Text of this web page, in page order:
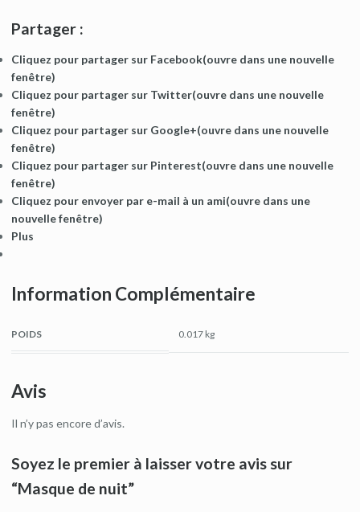
Partager :
Cliquez pour partager sur Facebook(ouvre dans une nouvelle
fenêtre)
Cliquez pour partager sur Twitter(ouvre dans une nouvelle
fenêtre)
Cliquez pour partager sur Google+(ouvre dans une nouvelle
fenêtre)
Cliquez pour partager sur Pinterest(ouvre dans une nouvelle
fenêtre)
Cliquez pour envoyer par e-mail à un ami(ouvre dans une
nouvelle fenêtre)
Plus
Information Complémentaire
POIDS 0.017 kg
Avis
Il n’y pas encore d’avis.
Soyez le premier à laisser votre avis sur
“Masque de nuit”